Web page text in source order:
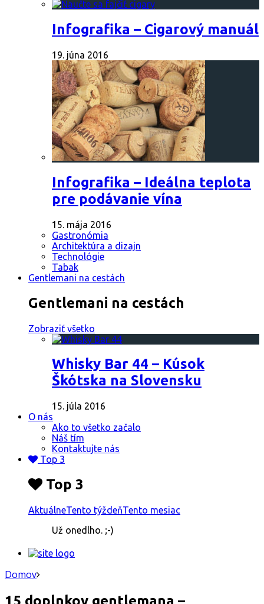
Infografika – Cigarový manuál
19. júna 2016
Infografika – Ideálna teplota
pre podávanie vína
15. mája 2016
Gastronómia
Architektúra a dizajn
Technológie
Tabak
Gentlemani na cestách
Gentlemani na cestách
Zobraziť všetko
Whisky Bar 44 – Kúsok
Škótska na Slovensku
15. júla 2016
O nás
Ako to všetko začalo
Náš tím
Kontaktujte nás
Top 3
Top 3
AktuálneTento týždeňTento mesiac
Už onedlho. ;-)
Domov
15 doplnkov gentlemana –